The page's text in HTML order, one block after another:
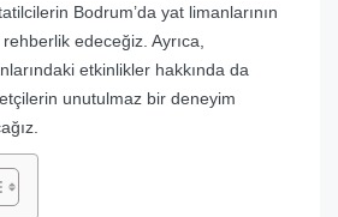
Bodrum’da yat limanlarının
edeceğiz. Ayrıca,
etkinlikler hakkında da
unutulmaz bir deneyim